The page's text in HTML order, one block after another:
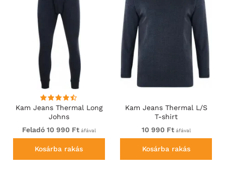
Kam Jeans Thermal Long
Johns
Feladó 10 990 Ftáfával
Kosárba rakás
Kam Jeans Thermal L/S
T-shirt
10 990 Ftáfával
Kosárba rakás